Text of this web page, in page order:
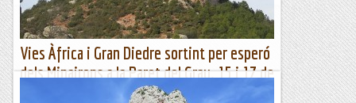
Vies Àfrica i Gran Diedre sortint per esperó
dels Minairons a la Paret del Grau. 15 i 17 de